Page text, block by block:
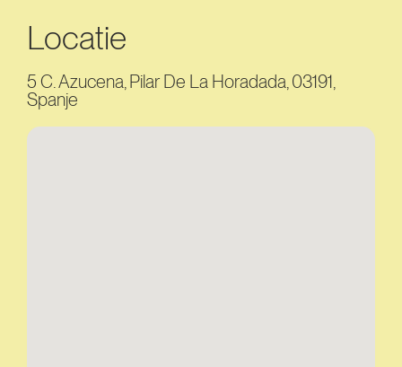
Locatie
5 C. Azucena, Pilar De La Horadada, 03191,
Spanje